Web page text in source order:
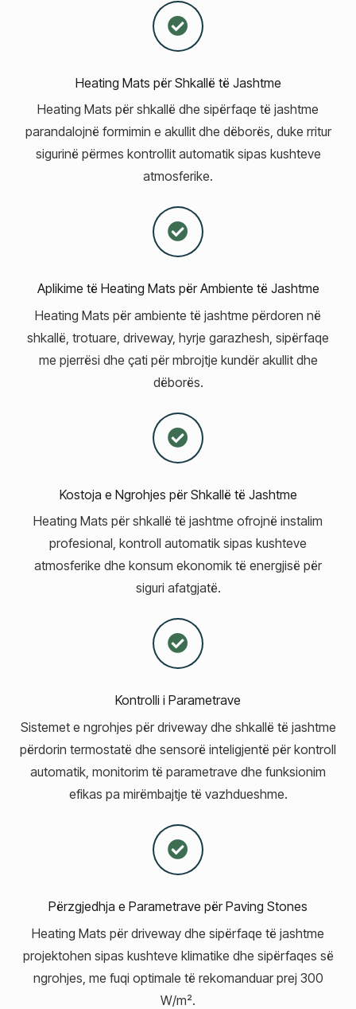
Heating Mats për Shkallë të Jashtme
Heating Mats për shkallë dhe sipërfaqe të jashtme
parandalojnë formimin e akullit dhe dëborës, duke rritur
sigurinë përmes kontrollit automatik sipas kushteve
atmosferike.
Aplikime të Heating Mats për Ambiente të Jashtme
Heating Mats për ambiente të jashtme përdoren në
shkallë, trotuare, driveway, hyrje garazhesh, sipërfaqe
me pjerrësi dhe çati për mbrojtje kundër akullit dhe
dëborës.
Kostoja e Ngrohjes për Shkallë të Jashtme
Heating Mats për shkallë të jashtme ofrojnë instalim
profesional, kontroll automatik sipas kushteve
atmosferike dhe konsum ekonomik të energjisë për
siguri afatgjatë.
Kontrolli i Parametrave
Sistemet e ngrohjes për driveway dhe shkallë të jashtme
përdorin termostatë dhe sensorë inteligjentë për kontroll
automatik, monitorim të parametrave dhe funksionim
efikas pa mirëmbajtje të vazhdueshme.
Përzgjedhja e Parametrave për Paving Stones
Heating Mats për driveway dhe sipërfaqe të jashtme
projektohen sipas kushteve klimatike dhe sipërfaqes së
ngrohjes, me fuqi optimale të rekomanduar prej 300
W/m².